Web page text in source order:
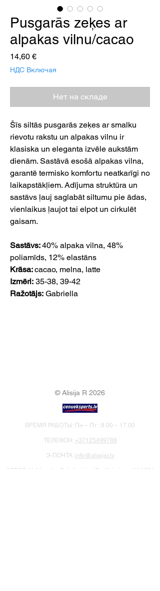
Pusgarās zeķes ar
alpakas vilnu/cacao
14,60 €Цена
НДС Включая
Нет на складе
Šīs siltās pusgarās zeķes ar smalku
rievotu rakstu un alpakas vilnu ir
klasiska un eleganta izvēle aukstām
dienām. Sastāvā esošā alpakas vilna,
garantē termisko komfortu neatkarīgi no
laikapstākļiem. Adījuma struktūra un
sastāvs ļauj saglabāt siltumu pie ādas,
vienlaikus ļaujot tai elpot un cirkulēt
gaisam.
Sastāvs:40% alpaka vilna, 48%
poliamīds, 12% elastāns
Krāsa:cacao, melna, latte
Izmēri: 35-38, 39-42
Ražotājs: Gabriella
© Alisija R 2026
ВРЕМЯ РАБОТЫ: Пн – Пт : 8.00 – 17.00
ТЕЛЕФОН: +37125499788
Э-ПОЧТА: info@alisijar.lv
АДРЕС: Voldemāra Baloža iela 13a, Valmiera, LV-4201